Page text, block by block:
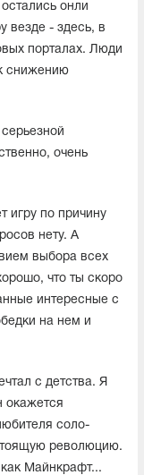
онли
везде - здесь, в
порталах. Люди
снижению
очень
игру по причину
нету. А
выбора всех
что ты скоро
интересные с
на нем и
с детства. Я
окажется
соло-
революцию.
Майнкрафт...